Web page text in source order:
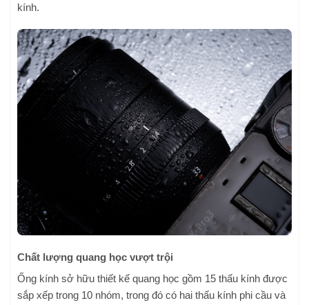
kính.
Chất lượng quang học vượt trội
Ống kính sở hữu thiết kế quang học gồm 15 thấu kính được
sắp xếp trong 10 nhóm, trong đó có hai thấu kính phi cầu và